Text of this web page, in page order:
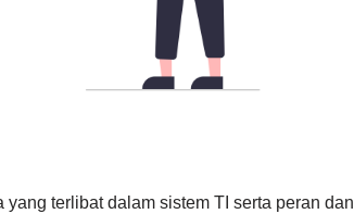
terlibat dalam sistem TI serta peran dan